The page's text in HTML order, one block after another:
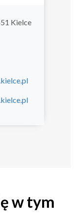
Kielce
w tym